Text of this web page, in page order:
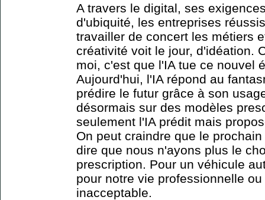
A travers le digital, ses
d'ubiquité, les entreprises
travailler de concert les métiers
créativité voit le jour, d'idéation.
moi, c'est que l'IA tue ce nouvel
Aujourd'hui, l'IA répond au
prédire le futur grâce à son
désormais sur des modèles
seulement l'IA prédit mais
On peut craindre que le
dire que nous n'ayons plus le
prescription. Pour un véhicule
pour notre vie professionnelle
inacceptable.